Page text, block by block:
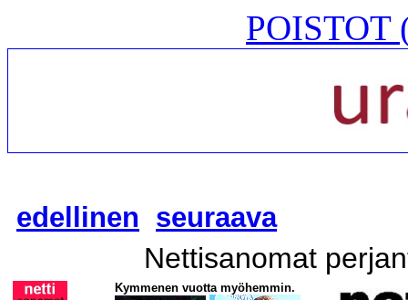
POISTOT
edellinen seuraava
Nettisanomat
Kymmenen vuotta myöhemmin.